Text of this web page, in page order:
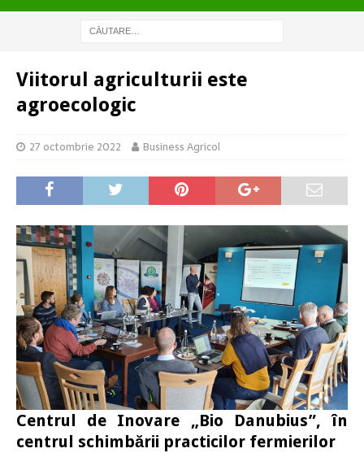
Viitorul agriculturii este
agroecologic
27 octombrie 2022 Business Agricol
Centrul de Inovare „Bio Danubius”, în
centrul schimbării practicilor fermierilor